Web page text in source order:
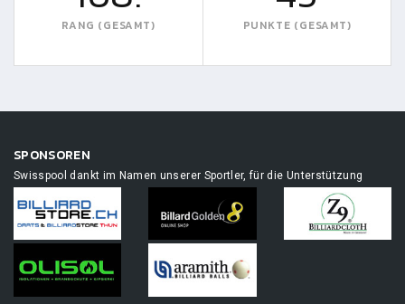
RANG (GESAMT) PUNKTE (GESAMT)
SPONSOREN
Swisspool dankt im Namen unserer Sportler, für die Unterstützung